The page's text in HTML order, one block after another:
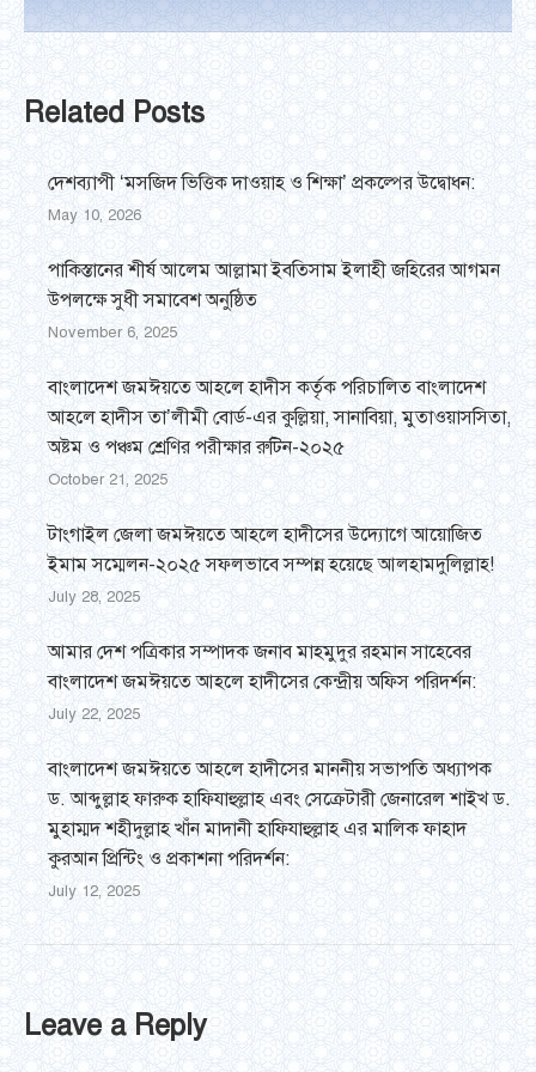
Related Posts
দেশব্যাপী ‘মসজিদ ভিত্তিক দাওয়াহ ও শিক্ষা’ প্রকল্পের উদ্বোধন:
May 10, 2026
পাকিস্তানের শীর্ষ আলেম আল্লামা ইবতিসাম ইলাহী জহিরের আগমন
উপলক্ষে সুধী সমাবেশ অনুষ্ঠিত
November 6, 2025
বাংলাদেশ জমঈয়তে আহলে হাদীস কর্তৃক পরিচালিত বাংলাদেশ
আহলে হাদীস তা’লীমী বোর্ড-এর কুল্লিয়া, সানাবিয়া, মুতাওয়াসসিতা,
অষ্টম ও পঞ্চম শ্রেণির পরীক্ষার রুটিন-২০২৫
October 21, 2025
টাংগাইল জেলা জমঈয়তে আহলে হাদীসের উদ্যোগে আয়োজিত
ইমাম সম্মেলন-২০২৫ সফলভাবে সম্পন্ন হয়েছে আলহামদুলিল্লাহ!
July 28, 2025
আমার দেশ পত্রিকার সম্পাদক জনাব মাহমুদুর রহমান সাহেবের
বাংলাদেশ জমঈয়তে আহলে হাদীসের কেন্দ্রীয় অফিস পরিদর্শন:
July 22, 2025
বাংলাদেশ জমঈয়তে আহলে হাদীসের মাননীয় সভাপতি অধ্যাপক
ড. আব্দুল্লাহ ফারুক হাফিযাহুল্লাহ এবং সেক্রেটারী জেনারেল শাইখ ড.
মুহাম্মদ শহীদুল্লাহ খাঁন মাদানী হাফিযাহুল্লাহ এর মালিক ফাহাদ
কুরআন প্রিন্টিং ও প্রকাশনা পরিদর্শন:
July 12, 2025
Leave a Reply